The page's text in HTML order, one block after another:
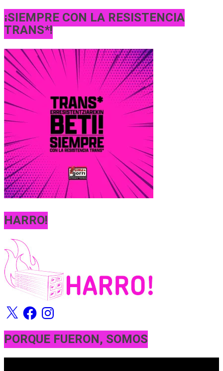
¡SIEMPRE CON LA RESISTENCIA
TRANS*!
HARRO!
X FacebookInstagram
PORQUE FUERON, SOMOS